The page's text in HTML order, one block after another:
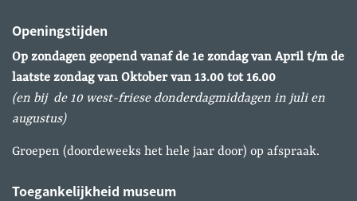
Openingstijden
Op zondagen geopend vanaf de 1e zondag van April t/m de
laatste zondag van Oktober van 13.00 tot 16.00
(en bij de 10 west-friese donderdagmiddagen in juli en
augustus)
Groepen (doordeweeks het hele jaar door) op afspraak.
Toegankelijkheid museum